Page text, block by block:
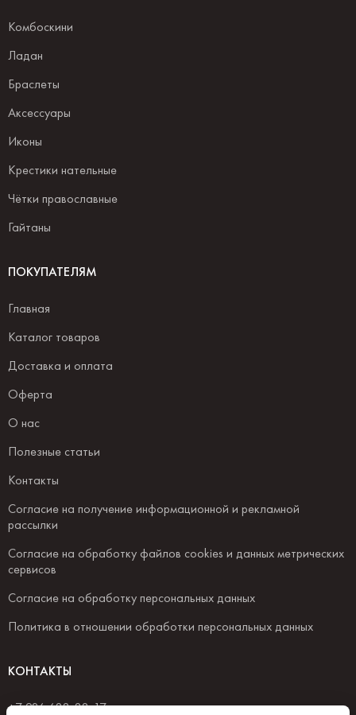
Комбоскини
Ладан
Браслеты
Аксессуары
Иконы
Крестики нательные
Чётки православные
Гайтаны
ПОКУПАТЕЛЯМ
Главная
Каталог товаров
Доставка и оплата
Оферта
О нас
Полезные статьи
Контакты
Согласие на получение информационной и рекламной
рассылки
Согласие на обработку файлов cookies и данных метрических
сервисов
Согласие на обработку персональных данных
Политика в отношении обработки персональных данных
КОНТАКТЫ
+7 926 688-88-17